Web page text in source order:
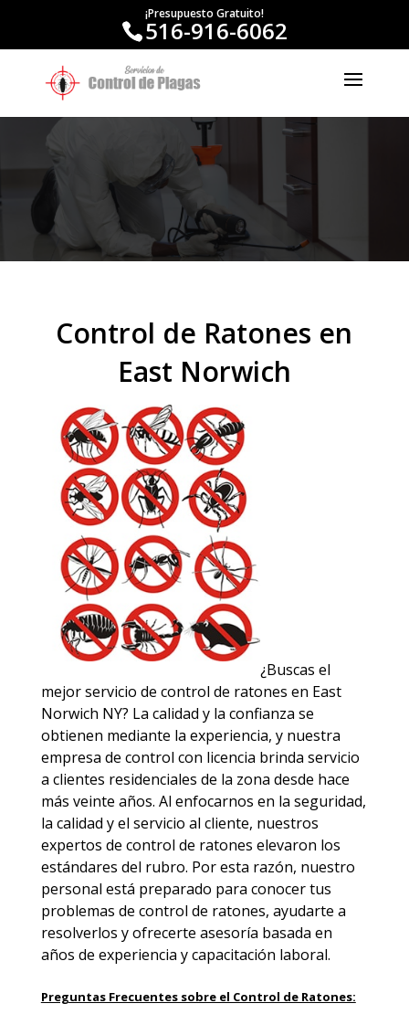
¡Presupuesto Gratuito!
516-916-6062
Control de Ratones en
East Norwich
¿Buscas el
mejor servicio de control de ratones en East
Norwich NY? La calidad y la confianza se
obtienen mediante la experiencia, y nuestra
empresa de control con licencia brinda servicio
a clientes residenciales de la zona desde hace
más veinte años. Al enfocarnos en la seguridad,
la calidad y el servicio al cliente, nuestros
expertos de control de ratones elevaron los
estándares del rubro. Por esta razón, nuestro
personal está preparado para conocer tus
problemas de control de ratones, ayudarte a
resolverlos y ofrecerte asesoría basada en
años de experiencia y capacitación laboral.
Preguntas Frecuentes sobre el Control de Ratones: